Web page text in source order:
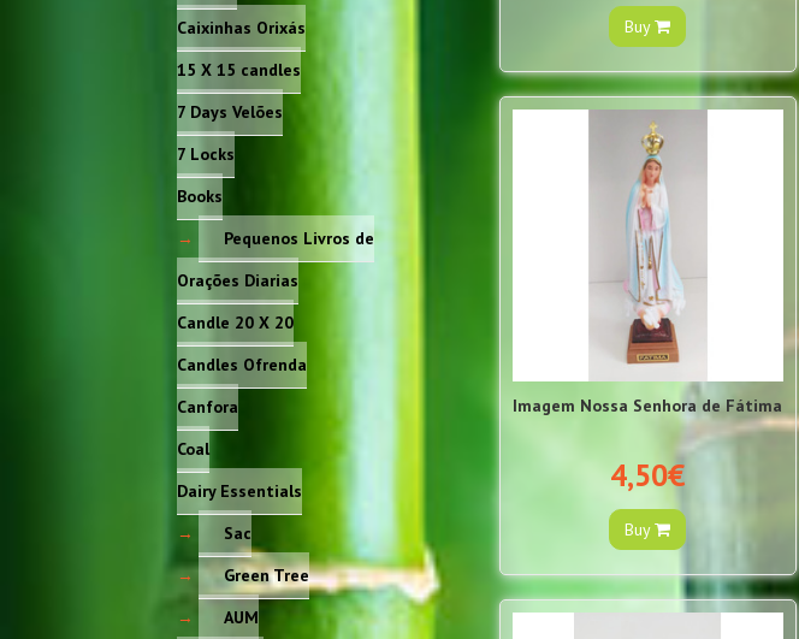
Caixinhas Orixás
15 X 15 candles
7 Days Velões
7 Locks
Books
Pequenos Livros de
Orações Diarias
Candle 20 X 20
Candles Ofrenda
Canfora
Coal
Dairy Essentials
Sac
Green Tree
AUM
Buy
Imagem Nossa Senhora de Fátima
4,50€
Buy